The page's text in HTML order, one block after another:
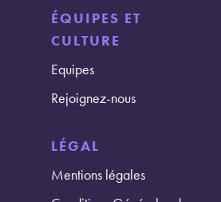
ÉQUIPES ET
CULTURE
Equipes
Rejoignez-nous
LÉGAL
Mentions légales